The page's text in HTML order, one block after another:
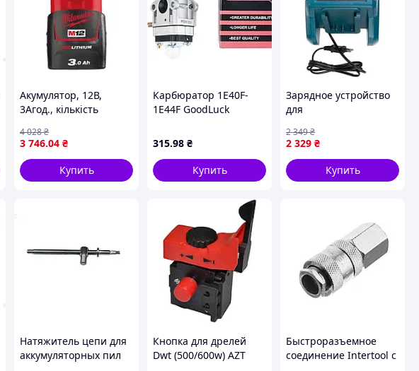
Акумулятор, 12В,
3Агод., кількість
вага: 200г MILWAUKEE
4932451388
3 746.04 ₴
4 028₴
Купить
Карбюратор 1E40F-
1E44F GoodLuck
315.98 ₴
Купить
Зарядное устройство
для
PowerPlant BOSCH
AL3620CV, 14.4V-36V,
3A/2A, Li-ion
(TB921676)
2 329 ₴
2 349₴
Купить
Натяжитель цепи для
аккумуляторных пил
Кнопка для дрелей
Dwt (500/600w) AZT
Быстроразъемное
соединение Intertool с